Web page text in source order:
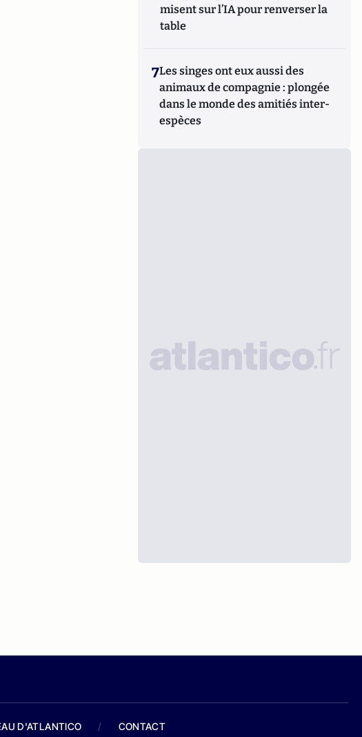
misent sur l’IA pour renverser la
table
7Les singes ont eux aussi des
animaux de compagnie : plongée
dans le monde des amitiés inter-
espèces
D'ATLANTICO / CONTACT